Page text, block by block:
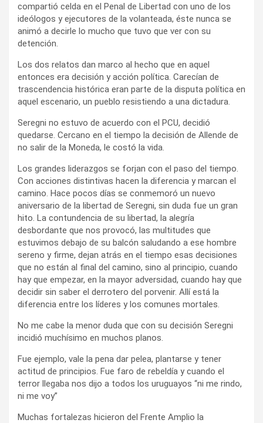
compartió celda en el Penal de Libertad con uno de los
ideólogos y ejecutores de la volanteada, éste nunca se
animó a decirle lo mucho que tuvo que ver con su
detención.
Los dos relatos dan marco al hecho que en aquel
entonces era decisión y acción política. Carecían de
trascendencia histórica eran parte de la disputa política en
aquel escenario, un pueblo resistiendo a una dictadura.
Seregni no estuvo de acuerdo con el PCU, decidió
quedarse. Cercano en el tiempo la decisión de Allende de
no salir de la Moneda, le costó la vida.
Los grandes liderazgos se forjan con el paso del tiempo.
Con acciones distintivas hacen la diferencia y marcan el
camino. Hace pocos días se conmemoró un nuevo
aniversario de la libertad de Seregni, sin duda fue un gran
hito. La contundencia de su libertad, la alegría
desbordante que nos provocó, las multitudes que
estuvimos debajo de su balcón saludando a ese hombre
sereno y firme, dejan atrás en el tiempo esas decisiones
que no están al final del camino, sino al principio, cuando
hay que empezar, en la mayor adversidad, cuando hay que
decidir sin saber el derrotero del porvenir. Allí está la
diferencia entre los líderes y los comunes mortales.
No me cabe la menor duda que con su decisión Seregni
incidió muchísimo en muchos planos.
Fue ejemplo, vale la pena dar pelea, plantarse y tener
actitud de principios. Fue faro de rebeldía y cuando el
terror llegaba nos dijo a todos los uruguayos “ni me rindo,
ni me voy”
Muchas fortalezas hicieron del Frente Amplio la